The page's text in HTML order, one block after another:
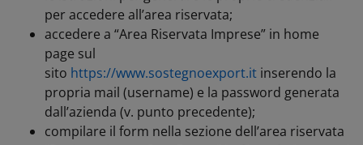
per accedere all’area riservata;
accedere a “Area Riservata Imprese” in home
page sul
sito https://www.sostegnoexport.it inserendo la
propria mail (username) e la password generata
dall’azienda (v. punto precedente);
compilare il form nella sezione dell’area riservata